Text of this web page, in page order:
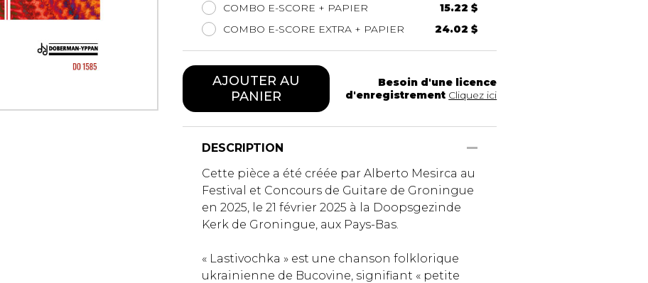
Tuba
Ukulélé
Voix
COMBO E-SCORE + PAPIER
15.22 $
COMBO E-SCORE EXTRA + PAPIER
24.02 $
AJOUTER AU
PANIER
Besoin d'une licence
d'enregistrement Cliquez ici
DESCRIPTION
Cette pièce a été créée par Alberto Mesirca au
Festival et Concours de Guitare de Groningue
en 2025, le 21 février 2025 à la Doopsgezinde
Kerk de Groningue, aux Pays-Bas.
« Lastivochka » est une chanson folklorique
ukrainienne de Bucovine, signifiant « petite